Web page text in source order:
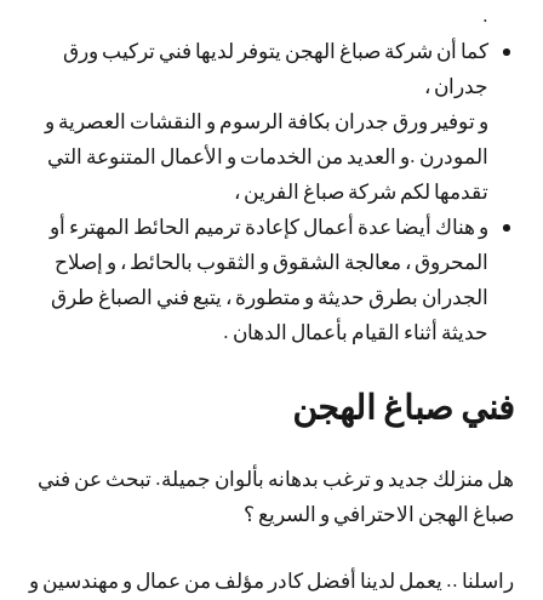
.
كما أن شركة صباغ الهجن يتوفر لديها فني تركيب ورق
جدران ،
و توفير ورق جدران بكافة الرسوم و النقشات العصرية و
المودرن .و العديد من الخدمات و الأعمال المتنوعة التي
تقدمها لكم شركة صباغ الفرين ،
و هناك أيضا عدة أعمال كإعادة ترميم الحائط المهترء أو
المحروق ، معالجة الشقوق و الثقوب بالحائط ، و إصلاح
الجدران بطرق حديثة و متطورة ، يتبع فني الصباغ طرق
حديثة أثناء القيام بأعمال الدهان .
فني صباغ الهجن
هل منزلك جديد و ترغب بدهانه بألوان جميلة. تبحث عن فني
صباغ الهجن الاحترافي و السريع ؟
راسلنا .. يعمل لدينا أفضل كادر مؤلف من عمال و مهندسين و